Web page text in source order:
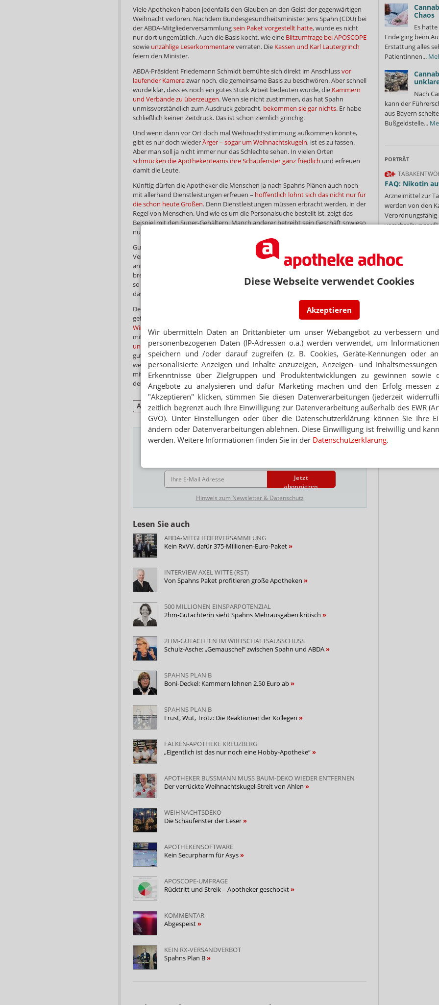
Diese Webseite verwendet Cookies
Akzeptieren
Wir übermitteln Daten an Drittanbieter um unser Webangebot zu verbessern
personenbezogenen Daten (IP-Adressen o.ä.) werden verwendet, um
speichern und /oder darauf zugreifen (z. B. Cookies, Geräte-Kennungen oder
personalisierte Anzeigen und Inhalte anzuzeigen, Anzeigen- und
Erkenntnisse über Zielgruppen und Produktentwicklungen zu gewinnen sowie
Angebote zu analysieren und dafür Marketing machen und den Erfolg messen
"Akzeptieren" klicken, stimmen Sie diesen Datenverarbeitungen (jederzeit
zeitlich begrenzt auch Ihre Einwilligung zur Datenverarbeitung außerhalb des EWR
GVO). Unter Einstellungen oder über die Datenschutzerklärung können Sie Ihre
ändern oder Datenverarbeitungen ablehnen. Diese Einwilligung ist freiwillig und
werden. Weitere Informationen finden Sie in der Datenschutzerklärung.
Viele Apotheken haben jedenfalls den Glauben an den Geist der gegenwärtigen
Weihnacht verloren. Nachdem Bundesgesundheitsminister Jens Spahn (CDU) bei
der ABDA-Mitgliederversammlungsein Paket vorgestellt hatte, wurde es nicht
nur dort ungemütlich. Auch die Basis kocht, wie eine Blitzumfrage bei APOSCOPE
sowie unzählige Leserkommentareverraten. Die Kassen und Karl Lautergrinch
feiern den Minister.
ABDA-Präsident Friedemann Schmidt bemühte sich direkt im Anschlussvor
laufender Kamerazwar noch, die gemeinsame Basis zu beschwören. Aber schnell
wurde klar, dass es noch ein gutes Stück Arbeit bedeuten würde, die Kammern
und Verbände zu überzeugen. Wenn sie nicht zustimmen, das hat Spahn
unmissverständlich zum Ausdruck gebracht, bekommen sie gar nichts. Er habe
schließlich keinen Zeitdruck. Das ist schon ziemlich grinchig.
Und wenn dann vor Ort doch mal Weihnachtsstimmung aufkommen könnte,
gibt es nur doch wiederÄrger – sogar um Weihnachtskugeln, ist es zu fassen.
Aber man soll ja nicht immer nur das Schlechte sehen. In vielen Orten
schmücken die Apothekenteams ihre Schaufenster ganz friedlich und erfreuen
damit die Leute.
Künftig dürfen die Apotheker die Menschen ja nach Spahns Plänen auch noch
mit allerhand Dienstleistungen erfreuen – hoffentlich lohnt sich das nicht nur für
die schon heute Großen. Denn Dienstleistungen müssen erbracht werden, in der
Regel von Menschen. Und wie es um die Personalsuche bestellt ist, zeigt das
Beispiel mit den Super-Gehältern. Manch anderer betreibt sein Geschäft sowieso
nur noch als
Gut vorbereitet hatte sich die ABDA auch auf die Schlacht um das Rx-
Versandverbot. Gleich drei Gutachten hat sie zur juristischen Machbarkeit
anfertigen lassen und den politisch Verantwortlichen vorgelegt. Nur eine
breitere Öffentlichkeit sollte mit den Argumenten vorab nicht behelligt werden,
so dass die Werke von
. just an dem Tag veröffentlicht wurden, als
das Rx-Versandverbot
Denselben Transparenzansatz hat die Organisation mit dem 2hm-Gutachten
gefahren. Mit vergleichbarem Erfolg. Das Werk wurde jetztim
Wirtschaftsausschuss des Bundestags besprochen
. Die Grünen freuen sich, dass
mit dem BMWi ein „gewisses Korrektiv“ da ist gegen das„Gemauschel von BMG
und ABDA“. Wenigstens dieKirche wirbt wieder mit Apothekern. Aber ob das ein
gutes Omen für die Zukunft ist, überlasse ich als Denksportaufgabe Ihnen. Und
wer weiß, vielleicht besinnt sich der Grinch wie im Märchen ja noch und rettet
mit einer genialen Temperaturführungsklausel Weihnachten. Frostige Grüße aus
der Thermobox!
ApoRetrO
NEWSLETTER
E-MAIL ADRESSE
Jetzt
abonnieren
Hinweis zum Newsletter & Datenschutz
Lesen Sie auch
ABDA-MITGLIEDERVERSAMMLUNG
Kein RxVV, dafür 375-Millionen-Euro-Paket
INTERVIEW AXEL WITTE (RST)
Von Spahns Paket profitieren große Apotheken
500 MILLIONEN EINSPARPOTENZIAL
2hm-Gutachterin sieht Spahns Mehrausgaben kritisch
2HM-GUTACHTEN IM WIRTSCHAFTSAUSSCHUSS
Schulz-Asche: „Gemauschel“ zwischen Spahn und ABDA
SPAHNS PLAN B
Boni-Deckel: Kammern lehnen 2,50 Euro ab
SPAHNS PLAN B
Frust, Wut, Trotz: Die Reaktionen der Kollegen
FALKEN-APOTHEKE KREUZBERG
„Eigentlich ist das nur noch eine Hobby-Apotheke“
APOTHEKER BUSSMANN MUSS BAUM-DEKO WIEDER ENTFERNEN
Der verrückte Weihnachtskugel-Streit von Ahlen
WEIHNACHTSDEKO
Die Schaufenster der Leser
APOTHEKENSOFTWARE
Kein Securpharm für Asys
APOSCOPE-UMFRAGE
Rücktritt und Streik – Apotheker geschockt
KOMMENTAR
Abgespeist
KEIN RX-VERSANDVERBOT
Spahns Plan B
Chaos
Es
Ende ging beim
Erstattung alles
Patientinnen...
Nach
kann der
aus Bayern
Bußgeldstelle...
PORTRÄT
FAQ: Nikotin
Arzneimittel zur
werden von den